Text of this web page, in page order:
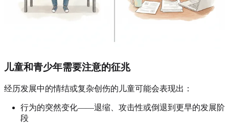
儿童和青少年需要注意的征兆
经历发展中的情结或复杂创伤的儿童可能会表现出：
行为的突然变化——退缩、攻击性或倒退到更早的发展阶
段